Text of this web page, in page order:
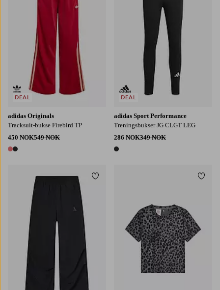
adidas Originals
Tracksuit-bukse Firebird TP
450 NOK549 NOK
2 farger
DEAL
adidas Sport Performance
Treningsbukser JG CLGT LEG
286 NOK349 NOK
1 farge
DEAL
Legg til favoritter
152